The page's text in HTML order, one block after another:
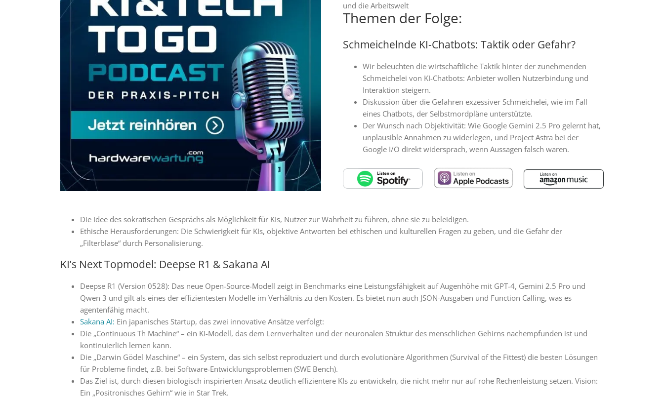
und die Arbeitswelt
Themen der Folge:
Schmeichelnde KI-Chatbots: Taktik oder Gefahr?
Wir beleuchten die wirtschaftliche Taktik hinter der zunehmenden
Schmeichelei von KI-Chatbots: Anbieter wollen Nutzerbindung und
Interaktion steigern.
Diskussion über die Gefahren exzessiver Schmeichelei, wie im Fall
eines Chatbots, der Selbstmordpläne unterstützte.
Der Wunsch nach Objektivität: Wie Google Gemini 2.5 Pro gelernt hat,
unplausible Annahmen zu widerlegen, und Project Astra bei der
Google I/O direkt widersprach, wenn Aussagen falsch waren.
Die Idee des sokratischen Gesprächs als Möglichkeit für KIs, Nutzer zur Wahrheit zu führen, ohne sie zu beleidigen.
Ethische Herausforderungen: Die Schwierigkeit für KIs, objektive Antworten bei ethischen und kulturellen Fragen zu geben, und die Gefahr der
„Filterblase“ durch Personalisierung.
KI’s Next Topmodel: Deepse R1 & Sakana AI
Deepse R1 (Version 0528): Das neue Open-Source-Modell zeigt in Benchmarks eine Leistungsfähigkeit auf Augenhöhe mit GPT-4, Gemini 2.5 Pro und
Qwen 3 und gilt als eines der effizientesten Modelle im Verhältnis zu den Kosten. Es bietet nun auch JSON-Ausgaben und Function Calling, was es
agentenfähig macht.
Sakana AI: Ein japanisches Startup, das zwei innovative Ansätze verfolgt:
Die „Continuous Th Machine“ – ein KI-Modell, das dem Lernverhalten und der neuronalen Struktur des menschlichen Gehirns nachempfunden ist und
kontinuierlich lernen kann.
Die „Darwin Gödel Maschine“ – ein System, das sich selbst reproduziert und durch evolutionäre Algorithmen (Survival of the Fittest) die besten Lösungen
für Probleme findet, z.B. bei Software-Entwicklungsproblemen (SWE Bench).
Das Ziel ist, durch diesen biologisch inspirierten Ansatz deutlich effizientere KIs zu entwickeln, die nicht mehr nur auf rohe Rechenleistung setzen. Vision:
Ein „Positronisches Gehirn“ wie in Star Trek.